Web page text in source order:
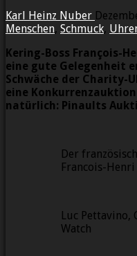
Karl Heinz Nuber
Menschen, Schmuck,
Kering-Boss François-
eine gute Gelegenheit
Schwäche der Charity-
eine
natürlich: Pinaults
Der
Francois-
Luc Pettavino,
Watch